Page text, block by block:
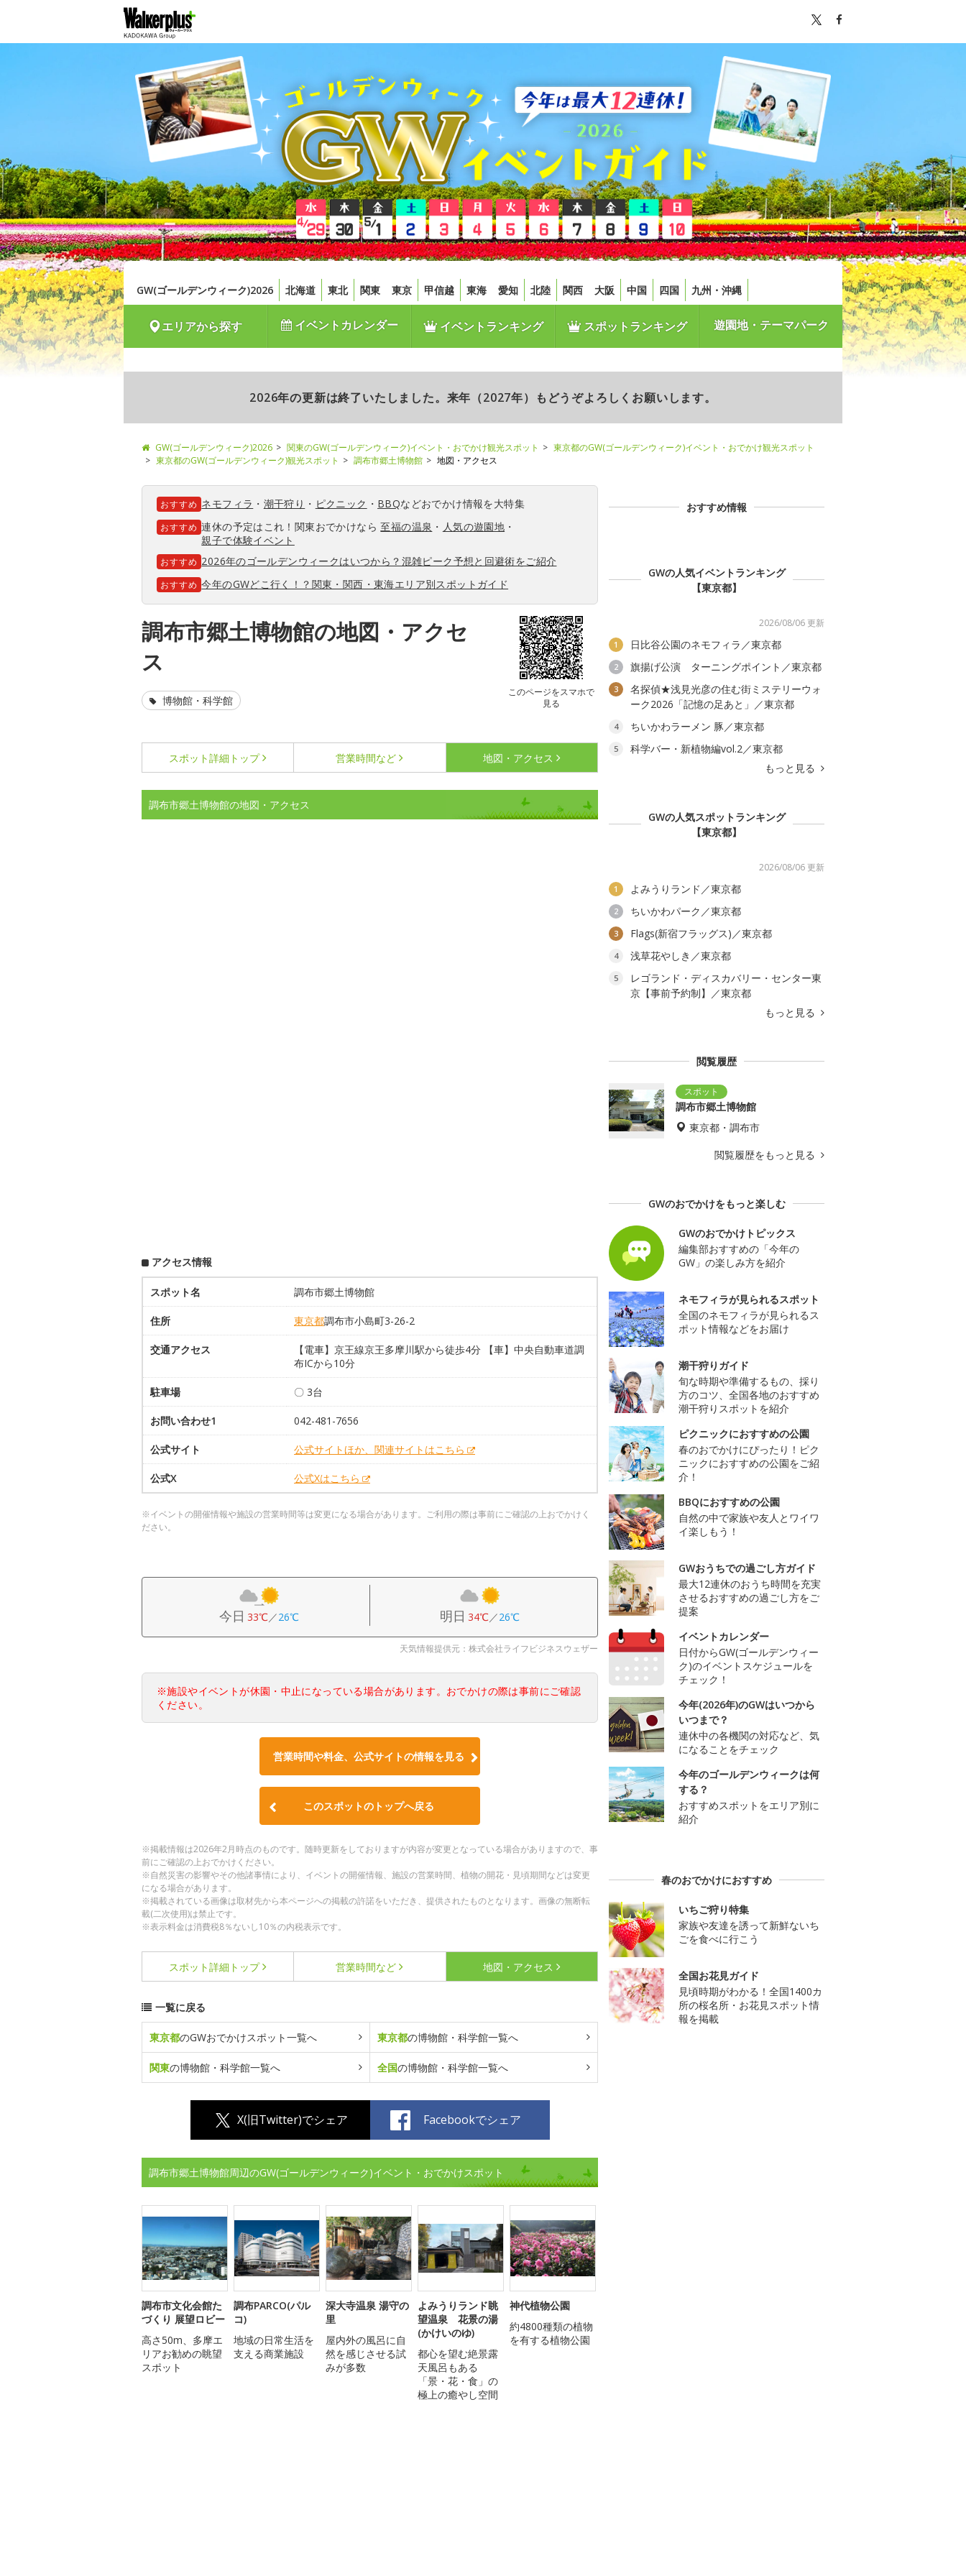
GW(ゴールデンウィーク)2026 北海道 東北 関東 東京 甲信越 東海 愛知 北陸 関西 大阪 中国 四国 九州・沖縄
エリアから探す イベントカレンダー イベントランキング スポットランキング 遊園地・テーマパーク
2026年の更新は終了いたしました。来年（2027年）もどうぞよろしくお願いします。
GW(ゴールデンウィーク)2026 関東のGW(ゴールデンウィーク)イベント・おでかけ観光スポット
東京都のGW(ゴールデンウィーク)イベント・おでかけ観光スポット
東京都のGW(ゴールデンウィーク)観光スポット
調布市郷土博物館 地図・アクセス
おすすめ ネモフィラ ・ 潮干狩り ・ ピクニック ・ BBQなどおでかけ情報を大特集
おすすめ 連休の予定はこれ！関東おでかけなら至福の温泉 ・ 人気の遊園地 ・
親子で体験イベント
おすすめ 2026年のゴールデンウィークはいつから？混雑ピーク予想と回避術をご紹介
おすすめ 今年のGWどこ行く！？関東・関西・東海エリア別スポットガイド
調布市郷土博物館の地図・アクセ
ス
このページをスマホで
見る
博物館・科学館
スポット詳細 トップ 営業時間など 地図・アクセス
調布市郷土博物館の地図・アクセス
アクセス情報
スポット名 調布市郷土博物館
住所 東京都調布市小島町3-26-2
交通アクセス
【電車】京王線京王多摩川駅から徒歩4分 【車】中央自動車道調
布ICから10分
駐車場 〇 3台
お問い合わせ1 042-481-7656
公式サイト 公式サイトほか、関連サイトはこちら
公式X 公式Xはこちら
※イベントの開催情報や施設の営業時間等は変更になる場合があります。ご利用の際は事前にご確認の上おでかけく
ださい。
今日 33℃／26℃ 明日 34℃／26℃
天気情報提供元：株式会社ライフビジネスウェザー
※施設やイベントが休園・中止になっている場合があります。おでかけの際は事前にご確認
ください。
営業時間や料金、公式サイトの情報を見る
このスポットのトップへ戻る
※掲載情報は2026年2月時点のものです。随時更新をしておりますが内容が変更となっている場合がありますので、事
前にご確認の上おでかけください。
※自然災害の影響やその他諸事情により、イベントの開催情報、施設の営業時間、植物の開花・見頃期間などは変更
になる場合があります。
※掲載されている画像は取材先から本ページへの掲載の許諾をいただき、提供されたものとなります。画像の無断転
載(二次使用)は禁止です。
※表示料金は消費税8％ないし10％の内税表示です。
スポット詳細 トップ 営業時間など 地図・アクセス
一覧に戻る
東京都のGWおでかけスポット一覧へ 東京都の博物館・科学館一覧へ
関東の博物館・科学館一覧へ 全国の博物館・科学館一覧へ
X(旧Twitter)でシェア Facebookでシェア
調布市郷土博物館周辺のGW(ゴールデンウィーク)イベント・おでかけスポット
調布市文化会館た
づくり 展望ロビー
高さ50m、多摩エ
リアお勧めの眺望
スポット
調布PARCO(パル
コ)
地域の日常生活を
支える商業施設
深大寺温泉 湯守の
里
屋内外の風呂に自
然を感じさせる試
みが多数
よみうりランド眺
望温泉 花景の湯
(かけいのゆ)
都心を望む絶景露
天風呂もある
「景・花・食」の
極上の癒やし空間
神代植物公園
約4800種類の植物
を有する植物公園
おすすめ情報
GWの人気イベントランキング
【東京都】
2026/08/06 更新
1 日比谷公園のネモフィラ／東京都
2 旗揚げ公演 ターニングポイント／東京都
3
名探偵★浅見光彦の住む街ミステリーウォ
ーク2026「記憶の足あと」／東京都
4 ちいかわラーメン 豚／東京都
5
科学バー・新植物編vol.2／東京都
もっと見る
GWの人気スポットランキング
【東京都】
2026/08/06 更新
1 よみうりランド／東京都
2 ちいかわパーク／東京都
3 Flags(新宿フラッグス)／東京都
4 浅草花やしき／東京都
5
レゴランド・ディスカバリー・センター東
京【事前予約制】／東京都
もっと見る
閲覧履歴
調布市郷土博物館
東京都・調布市
閲覧履歴をもっと見る
GWのおでかけをもっと楽しむ
GWのおでかけトピックス
編集部おすすめの「今年の
GW」の楽しみ方を紹介
ネモフィラが見られるスポット
全国のネモフィラが見られるス
ポット情報などをお届け
潮干狩りガイド
旬な時期や準備するもの、採り
方のコツ、全国各地のおすすめ
潮干狩りスポットを紹介
ピクニックにおすすめの公園
春のおでかけにぴったり！ピク
ニックにおすすめの公園をご紹
介！
BBQにおすすめの公園
自然の中で家族や友人とワイワ
イ楽しもう！
GWおうちでの過ごし方ガイド
最大12連休のおうち時間を充実
させるおすすめの過ごし方をご
提案
イベントカレンダー
日付からGW(ゴールデンウィー
ク)のイベントスケジュールを
チェック！
今年(2026年)のGWはいつから
いつまで？
連休中の各機関の対応など、気
になることをチェック
今年のゴールデンウィークは何
する？
おすすめスポットをエリア別に
紹介
春のおでかけにおすすめ
いちご狩り特集
家族や友達を誘って新鮮ないち
ごを食べに行こう
全国お花見ガイド
見頃時期がわかる！全国1400カ
所の桜名所・お花見スポット情
報を掲載